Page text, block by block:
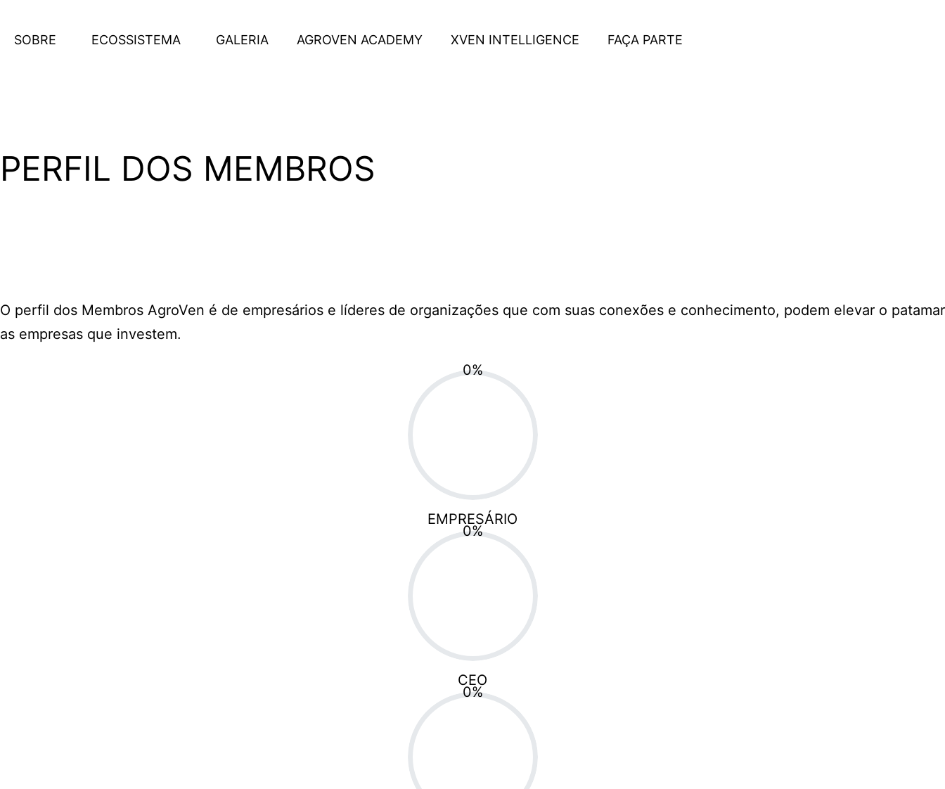
SOBRE ECOSSISTEMA GALERIA AGROVEN ACADEMY XVEN INTELLIGENCE FAÇA PARTE
REDE DE IMPACTO NO AGRO
PERFIL DOS MEMBROS
O perfil dos Membros AgroVen é de empresários e líderes de organizações que com suas conexões e conhecimento, podem elevar o patamar
as empresas que investem.
0%
EMPRESÁRIO
0%
CEO
0%